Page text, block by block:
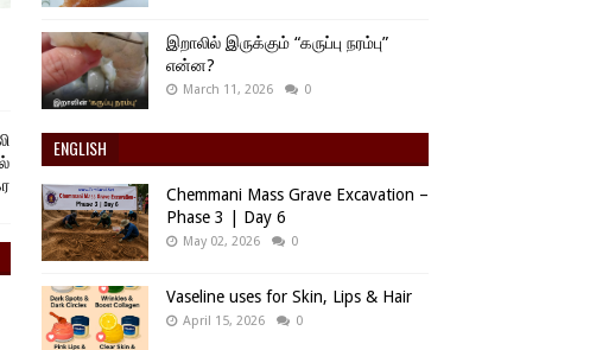
இறாலில் இருக்கும் “கருப்பு நரம்பு”
என்ன?
March 11, 2026 0
ENGLISH
Chemmani Mass Grave Excavation –
Phase 3 | Day 6
May 02, 2026 0
Vaseline uses for Skin, Lips & Hair
April 15, 2026 0